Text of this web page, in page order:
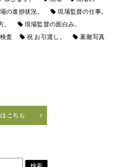
の進捗状況。
現場監督の仕事。
現場監督の面白み。
査 祝 お引渡し。
素敵写真
こちら